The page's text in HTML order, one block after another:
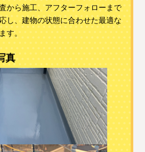
から施工、アフターフォローまで
し、建物の状態に合わせた最適な
す。
真